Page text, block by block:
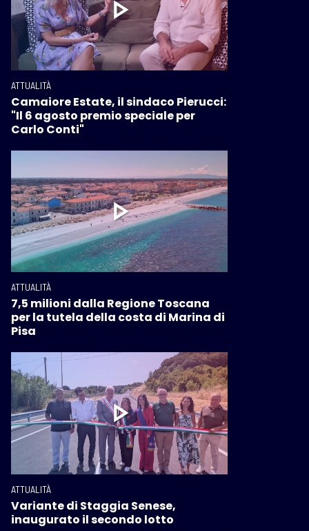
ATTUALITÀ
Camaiore Estate, il sindaco Pierucci:
"Il 6 agosto premio speciale per
Carlo Conti"
ATTUALITÀ
7,5 milioni dalla Regione Toscana
per la tutela della costa di Marina di
Pisa
ATTUALITÀ
Variante di Staggia Senese,
inaugurato il secondo lotto